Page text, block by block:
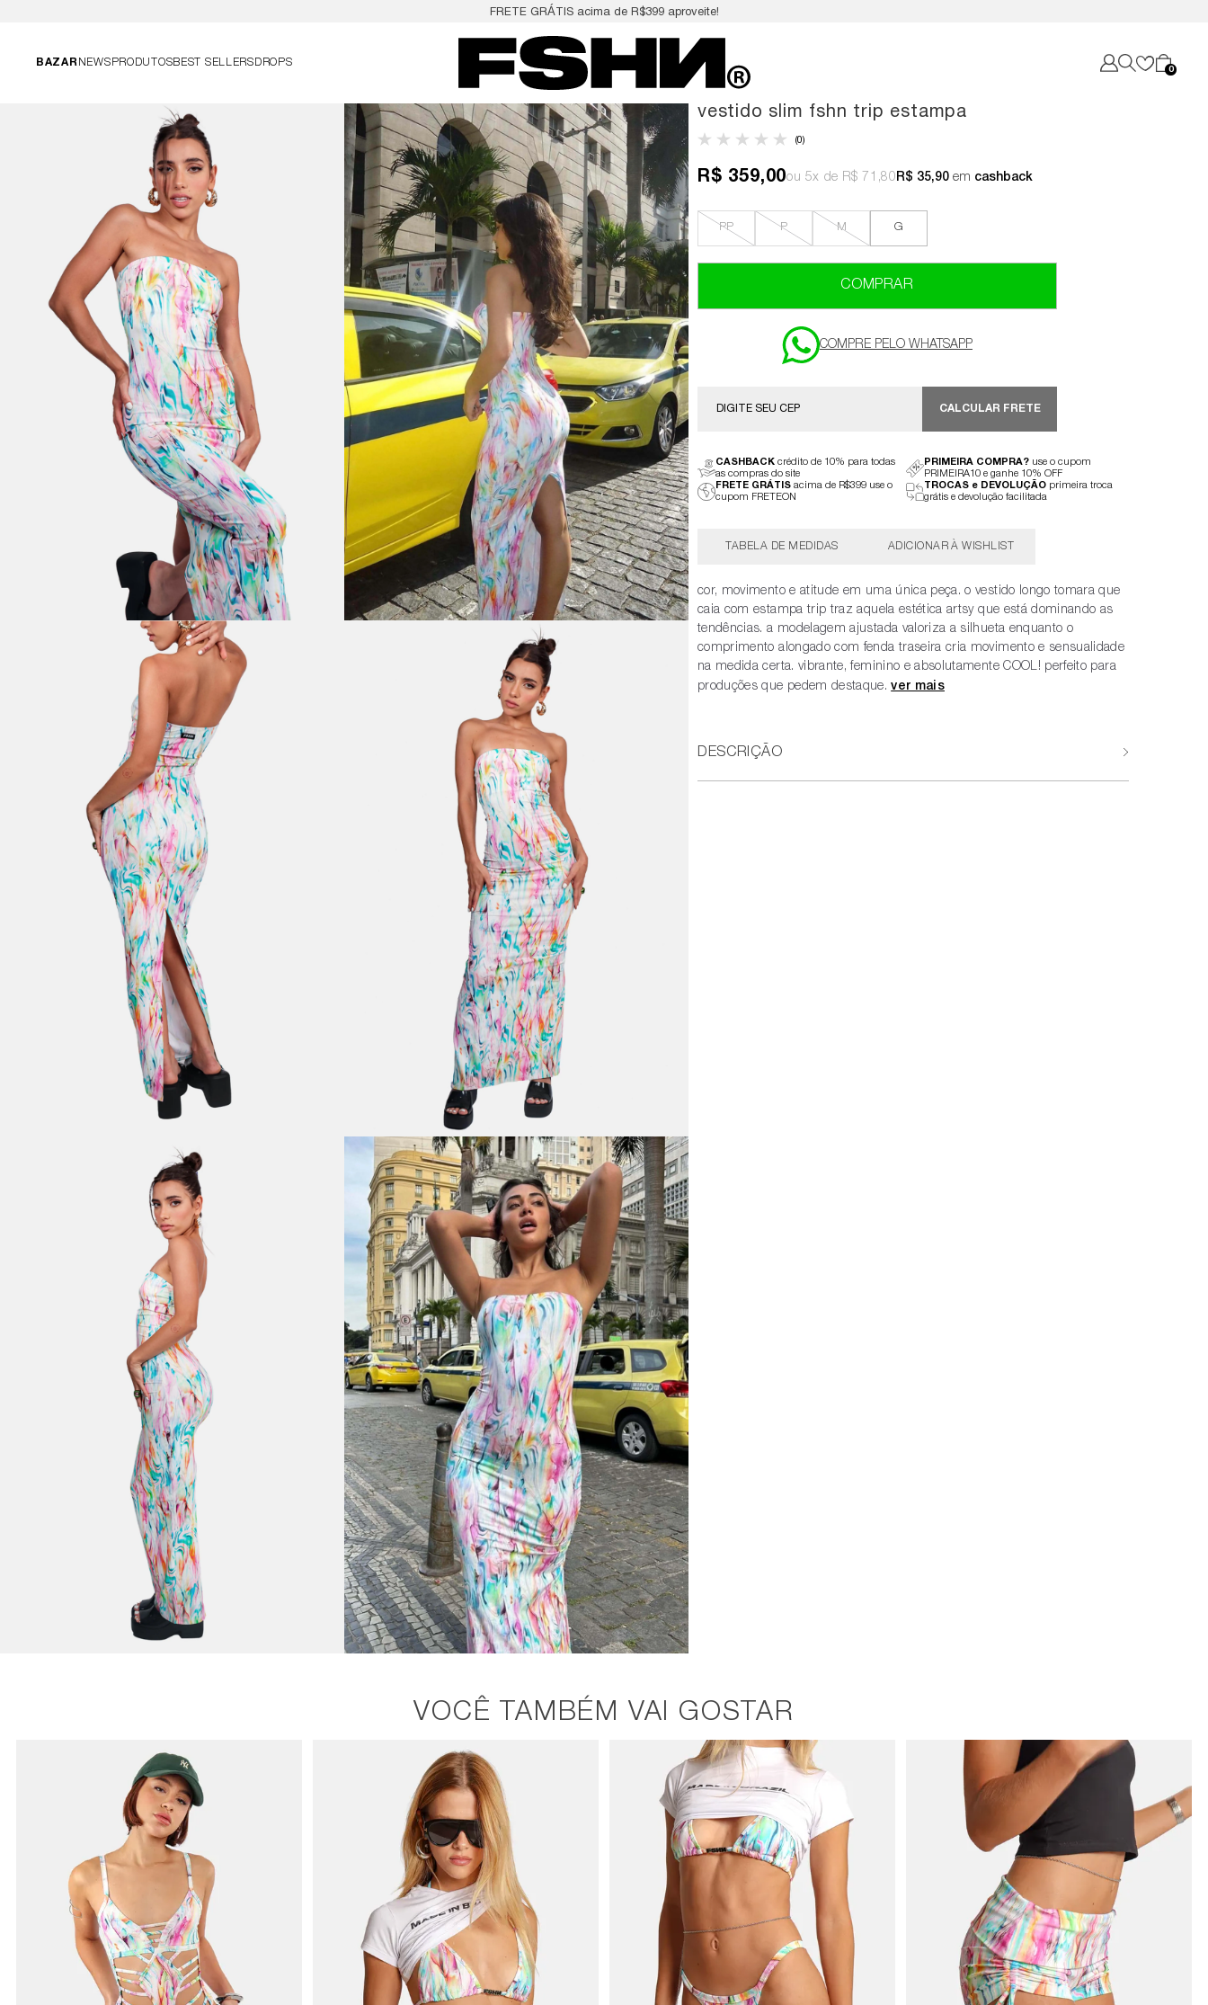
FRETE GRÁTIS acima de R$399 aproveite!
BAZAR NEWSPRODUTOSBEST SELLERSDROPS
0
vestido slim fshn trip estampa
(0)
R$ 359,00 5x R$ 71,80 R$ 35,90 em cashback
PP P M G
COMPRAR
CALCULAR FRETE
CASHBACK crédito de 10% para todas
as compras do site
PRIMEIRA COMPRA? use o cupom
PRIMEIRA10 e ganhe 10% OFF
FRETE GRÁTIS acima de R$399 use o
cupom FRETEON
TROCAS e DEVOLUÇÃO primeira troca
grátis e devolução facilitada
TABELA DE MEDIDAS
cor, movimento e atitude em uma única peça. o vestido longo tomara que
caia com estampa trip traz aquela estética artsy que está dominando as
tendências. a modelagem ajustada valoriza a silhueta enquanto o
comprimento alongado com fenda traseira cria movimento e sensualidade
na medida certa. vibrante, feminino e absolutamente COOL! perfeito para
produções que pedem destaque.
DESCRIÇÃO
VOCÊ TAMBÉM VAI GOSTAR